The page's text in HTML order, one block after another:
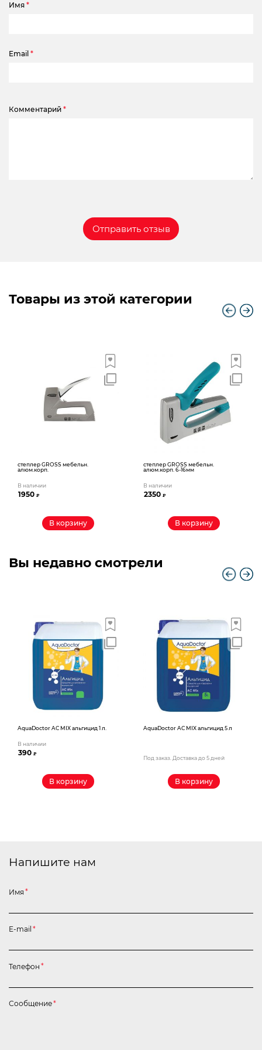
Имя *
Email *
Комментарий *
Товары из этой категории
степлер GROSS мебельн.
алюм.корп.
В наличии
1950₽
В корзину
степлер GROSS мебельн.
алюм.корп. 6-16мм
В наличии
2350₽
В корзину
Вы недавно смотрели
AquaDoctor AС MIX альгицид 1 л.
В наличии
390₽
В корзину
AquaDoctor AС MIX альгицид 5 л
Под заказ. Доставка до 5 дней
В корзину
Напишите нам
Имя *
E-mail *
Телефон *
Сообщение*